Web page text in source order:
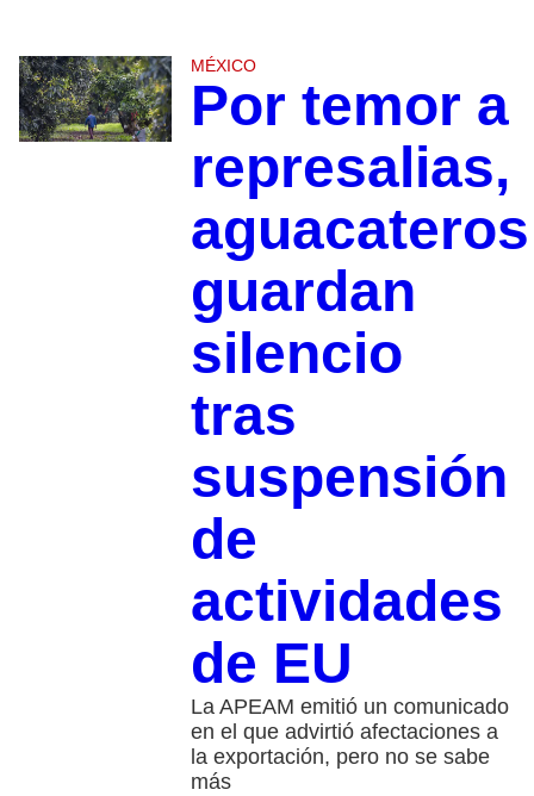
MÉXICO
Por temor a
represalias,
aguacateros
guardan
silencio
tras
suspensión
de
actividades
de EU
La APEAM emitió un comunicado
en el que advirtió afectaciones a
la exportación, pero no se sabe
más